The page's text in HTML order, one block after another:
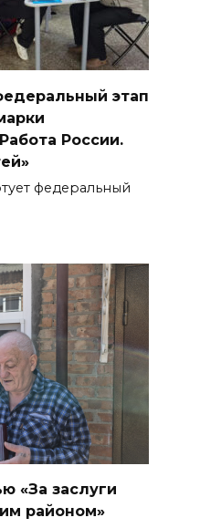
этап
России.
федеральный
«За заслуги
районом»